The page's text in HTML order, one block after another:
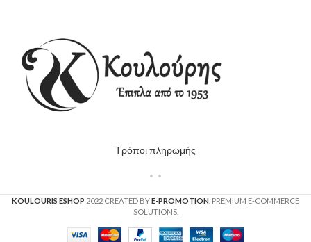
Τρόποι πληρωμής
KOULOURIS ESHOP 2022 CREATED BYE-PROMOTION . PREMIUM E-COMMERCE
SOLUTIONS.